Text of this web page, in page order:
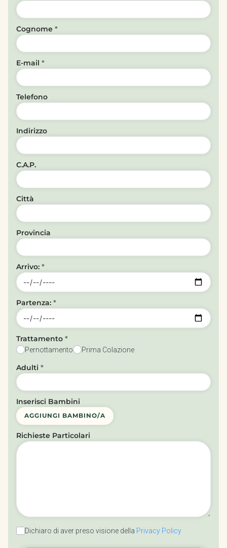
Cognome *
E-mail *
Telefono
Indirizzo
C.A.P.
Città
Provincia
Arrivo: *
Partenza: *
Trattamento *
Pernottamento Prima Colazione
Adulti *
Inserisci Bambini
AGGIUNGI BAMBINO/A
Richieste Particolari
Dichiaro di aver preso visione della Privacy Policy